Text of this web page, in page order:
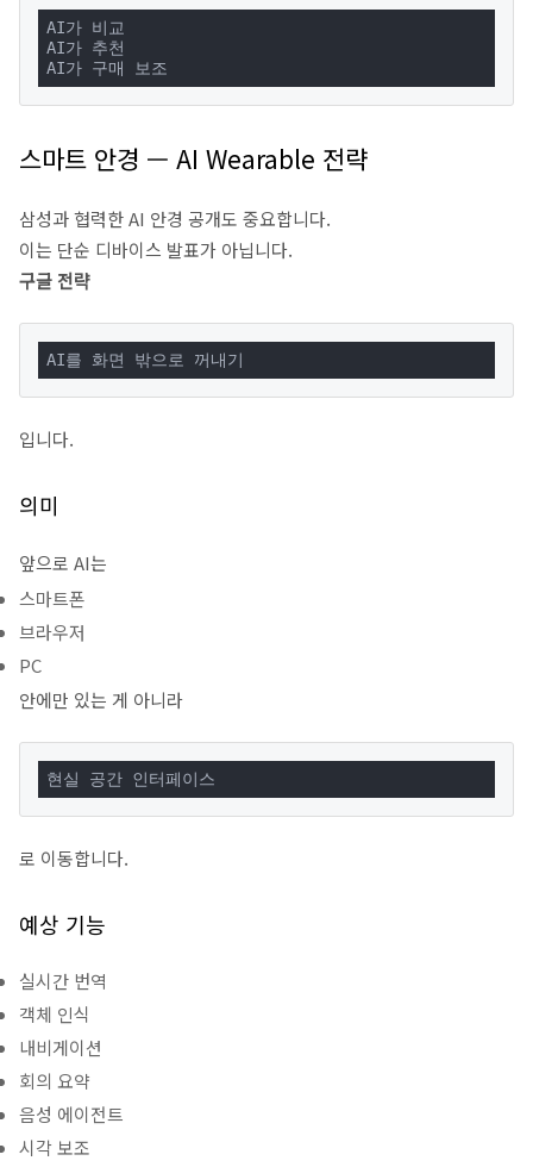
AI가 비교
AI가 추천
AI가 구매 보조
스마트 안경 — AI Wearable 전략
삼성과 협력한 AI 안경 공개도 중요합니다.
이는 단순 디바이스 발표가 아닙니다.
구글 전략
AI를 화면 밖으로 꺼내기
입니다.
의미
앞으로 AI는
스마트폰
브라우저
PC
안에만 있는 게 아니라
현실 공간 인터페이스
로 이동합니다.
예상 기능
실시간 번역
객체 인식
내비게이션
회의 요약
음성 에이전트
시각 보조